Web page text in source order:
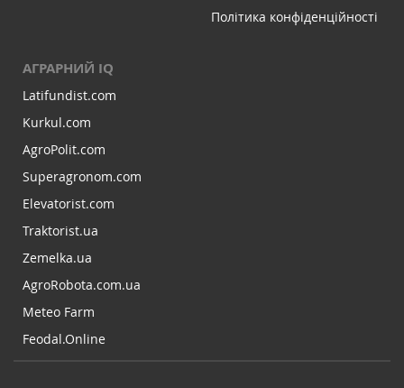
Політика конфіденційності
АГРАРНИЙ IQ
Latifundist.com
Kurkul.com
AgroPolit.com
Superagronom.com
Elevatorist.com
Traktorist.ua
Zemelka.ua
AgroRobota.com.ua
Meteo Farm
Feodal.Online